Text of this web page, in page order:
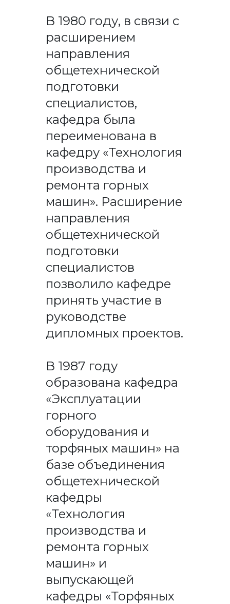
В 1980 году, в связи с
расширением
направления
общетехнической
подготовки
специалистов,
кафедра была
переименована в
кафедру «Технология
производства и
ремонта горных
машин». Расширение
направления
общетехнической
подготовки
специалистов
позволило кафедре
принять участие в
руководстве
дипломных проектов.
В 1987 году
образована кафедра
«Эксплуатации
горного
оборудования и
торфяных машин» на
базе объединения
общетехнической
кафедры
«Технология
производства и
ремонта горных
машин» и
выпускающей
кафедры «Торфяных